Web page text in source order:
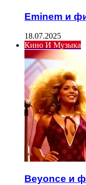
Eminem и
18.07.2025
Кино И Музыка
Beyonce и